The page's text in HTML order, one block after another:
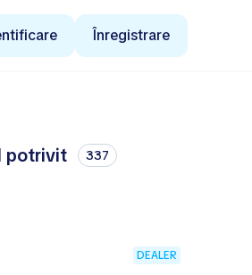
Înregistrare
potrivit 337
DEALER